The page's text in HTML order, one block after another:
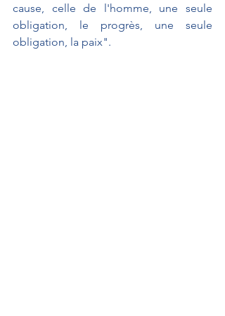
cause, celle de l'homme, une seule
obligation, le progrès, une seule
obligation, la paix".